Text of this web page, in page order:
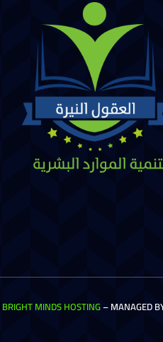
BRIGHT MINDS HOSTING– MANAGED